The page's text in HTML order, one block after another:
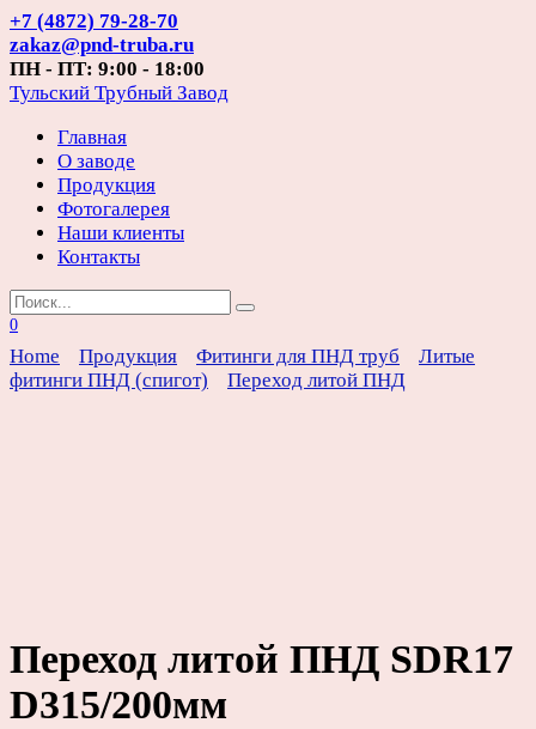
Перейти
к
содержанию
+7 (4872) 79-28-70
zakaz@pnd-truba.ru
ПН - ПТ: 9:00 - 18:00
Тульский Трубный Завод
Главная
О заводе
Продукция
Фотогалерея
Наши клиенты
Контакты
Search
for:
0
Home Продукция Фитинги для ПНД труб
Литые
фитинги ПНД (спигот)
Переход литой ПНД
Переход литой ПНД SDR17
D315/200мм